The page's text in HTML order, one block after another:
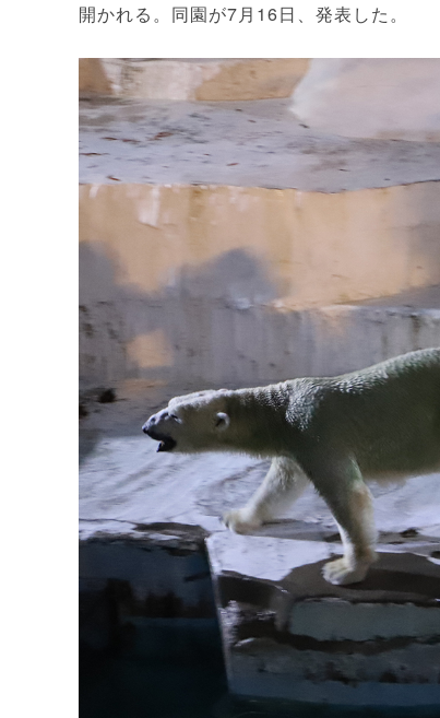
開かれる。同園が7月16日、発表した。